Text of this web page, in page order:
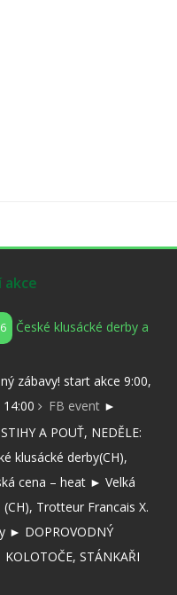
České klusácké derby a
zábavy! start akce 9:00,
FB event►
A POUŤ, NEDĚLE:
klusácké derby(CH),
cena – heat ► Velká
Trotteur Francais X.
► DOPROVODNÝ
STÁNKAŘI